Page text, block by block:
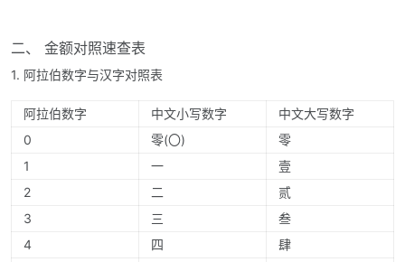
二、 金额对照速查表
1. 阿拉伯数字与汉字对照表
阿拉伯数字 中文小写数字
中文大写数字
0
零(〇)
零
1
一
壹
2
二
贰
3
三
叁
4
四
肆